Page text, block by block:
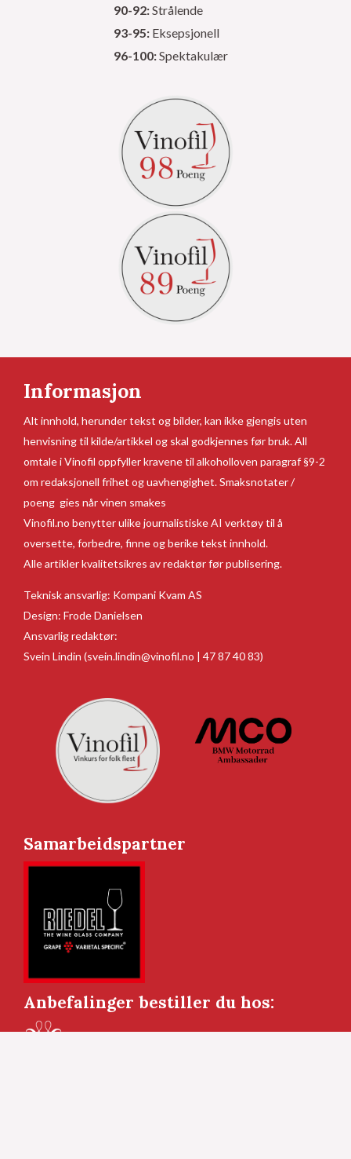
90-92:Strålende
93-95:Eksepsjonell
96-100:Spektakulær
Informasjon
Alt innhold, herunder tekst og bilder, kan ikke gjengis uten
henvisning til kilde/artikkel og skal godkjennes før bruk. All
omtale i Vinofil oppfyller kravene til alkoholloven paragraf §9-2
om redaksjonell frihet og uavhengighet. Smaksnotater /
poeng gies når vinen smakes
Vinofil.no benytter ulike journalistiske AI verktøy til å
oversette, forbedre, finne og berike tekst innhold.
Alle artikler kvalitetsikres av redaktør før publisering.
Teknisk ansvarlig: Kompani Kvam AS
Design: Frode Danielsen
Ansvarlig redaktør:
Svein Lindin (svein.lindin@vinofil.no | 47 87 40 83)
Samarbeidspartner
Anbefalinger bestiller du hos: